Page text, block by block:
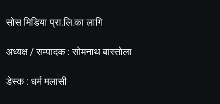
सोस मिडिया प्रा.लि.का लागि
अध्यक्ष / सम्पादक : सोमनाथ बास्तोला
डेस्क : धर्म मलासी